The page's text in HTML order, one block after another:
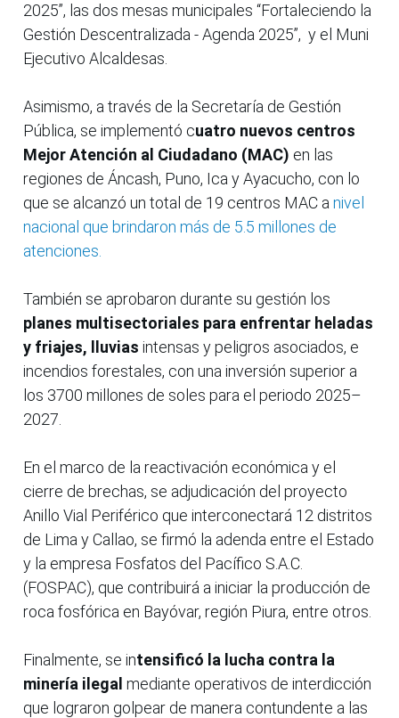
2025”, las dos mesas municipales “Fortaleciendo la
Gestión Descentralizada - Agenda 2025”, y el Muni
Ejecutivo Alcaldesas.
Asimismo, a través de la Secretaría de Gestión
Pública, se implementó cuatro nuevos centros
Mejor Atención al Ciudadano (MAC) en las
regiones de Áncash, Puno, Ica y Ayacucho, con lo
que se alcanzó un total de 19 centros MAC a nivel
nacional que brindaron más de 5.5 millones de
atenciones.
También se aprobaron durante su gestión los
planes multisectoriales para enfrentar heladas
y friajes, lluvias intensas y peligros asociados, e
incendios forestales, con una inversión superior a
los 3700 millones de soles para el periodo 2025–
2027.
En el marco de la reactivación económica y el
cierre de brechas, se adjudicación del proyecto
Anillo Vial Periférico que interconectará 12 distritos
de Lima y Callao, se firmó la adenda entre el Estado
y la empresa Fosfatos del Pacífico S.A.C.
(FOSPAC), que contribuirá a iniciar la producción de
roca fosfórica en Bayóvar, región Piura, entre otros.
Finalmente, se intensificó la lucha contra la
minería ilegal mediante operativos de interdicción
que lograron golpear de manera contundente a las